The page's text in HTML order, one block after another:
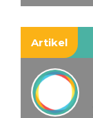
Artikel